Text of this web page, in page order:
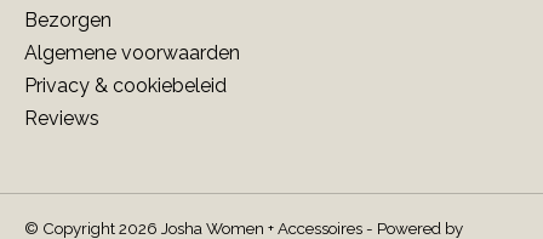
Bezorgen
Algemene voorwaarden
Privacy & cookiebeleid
Reviews
© Copyright 2026 Josha Women + Accessoires - Powered by